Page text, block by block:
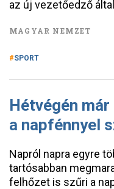
az új vezetőedző
MAGYAR NEMZET
SPORT
Hétvégén
a napfénnyel
Napról napra egyre
tartósabban
felhőzet is szűri a